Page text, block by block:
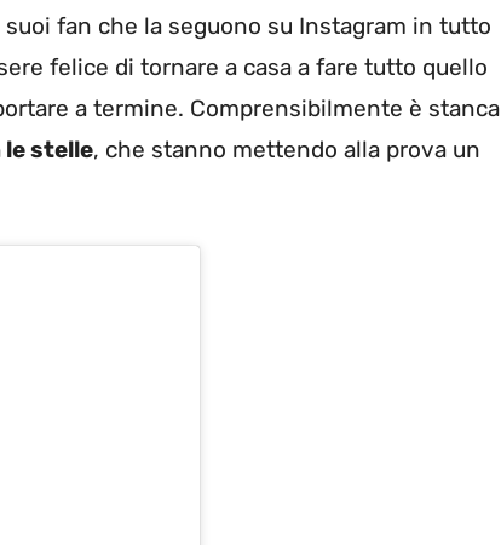
fan che la seguono su Instagram in tutto
felice di tornare a casa a fare tutto quello
a termine. Comprensibilmente è stanca
le stelle, che stanno mettendo alla prova un